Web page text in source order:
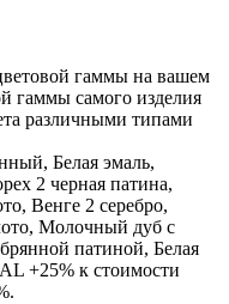
гаммы на вашем
гаммы самого изделия
различными типами
Белая эмаль,
2 черная патина,
Венге 2 серебро,
Молочный дуб с
патиной, Белая
+25% к стоимости